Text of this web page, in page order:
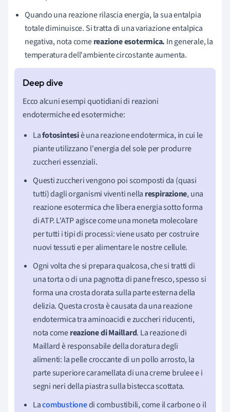
Quando una reazione rilascia energia, la sua entalpia
totale diminuisce. Si tratta di una variazione entalpica
negativa, nota comereazione esotermica. In generale, la
temperatura dell'ambiente circostante aumenta.
Ecco alcuni esempi quotidiani di reazioni
endotermiche ed esotermiche:
Lafotosintesiè una reazione endotermica, in cui le
piante utilizzano l'energia del sole per produrre
zuccheri essenziali.
Questi zuccheri vengono poi scomposti da (quasi
tutti) dagli organismi viventi nella respirazione, una
reazione esotermica che libera energia sotto forma
di ATP. L'ATP agisce come una moneta molecolare
per tutti i tipi di processi: viene usato per costruire
nuovi tessuti e per alimentare le nostre cellule.
Ogni volta che si prepara qualcosa, che si tratti di
una torta o di una pagnotta di pane fresco, spesso si
forma una crosta dorata sulla parte esterna della
delizia. Questa crosta è causata da una reazione
endotermica tra aminoacidi e zuccheri riducenti,
nota comereazione di Maillard. La reazione di
Maillard è responsabile della doratura degli
alimenti: la pelle croccante di un pollo arrosto, la
parte superiore caramellata di una creme brulee e i
segni neri della piastra sulla bistecca scottata.
Lacombustionedi combustibili, come il carbone o il